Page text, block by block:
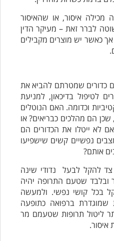
איסור, או שהאיסור
לברר זאת – מעיקר הדין
כאשר יש מוצרים מקבילים
כדורים שמטרתם להביא את
לטיפול בדיכאון, למניעת
וכדומה. האם הנוטלים
שכן הם מהלכים כבריאים? או
לא ייטלו את הכדורים הם
נפשיים קשים שישפיעו
אותם?
צד להקל לבעל נדודי שינה
ובלבד שטעם התרופה יהיה
בכל קושי נפשי. ולמעשה
ברפואה כתופעה
ליטול תרופות שטעמם מר